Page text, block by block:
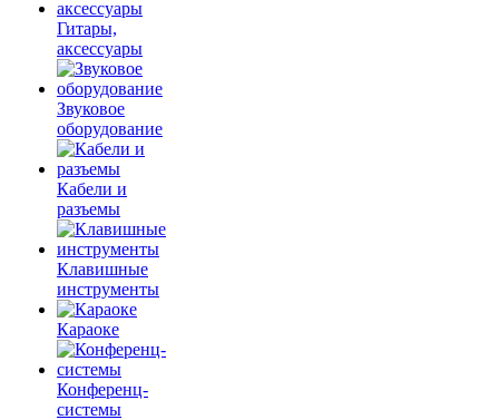
Гитары,
аксессуары
Звуковое
оборудование
Кабели и
разъемы
Клавишные
инструменты
Караоке
Конференц-
системы